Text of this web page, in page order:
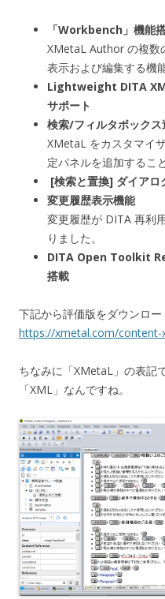
「Workbench」機能
XMetaL Author の複数
表示および編集する機
Lightweight DITA
サポート
検索/フィルタボックス
XMetaL をカスタマイ
定パネルを追加するこ
[検索と置換] ダイアロ
変更履歴表示機能
変更履歴が DITA 再利
りました。
DITA Open Toolkit
搭載
下記から評価版をダウンロー
https://xmetal.com/
ちなみに「XMetaL」の表記
「XML」なんですね。